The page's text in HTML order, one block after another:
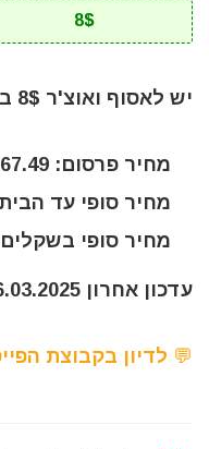
8$
יש לאסוף ואוצ'ר 8$ בדף המוצר
מחיר פרסום: $67.49
מחיר סופי עד הבית:
מחיר סופי בשקלים:
עדכון אחרון 16.03.2025 בשעה 12:57
💬 לדיון בקבוצת